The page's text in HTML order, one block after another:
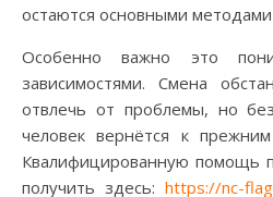
остаются основными
Особенно важно это
зависимостями. Смена
отвлечь от проблемы, но
человек вернётся к
Квалифицированную помощь
получить здесь: https://nc-